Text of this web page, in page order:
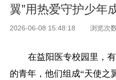
翼”用热爱守护少年
2026-06-08 15:48:18 浏览次
在益阳医专校园里，
的青年，他们组成“天使之